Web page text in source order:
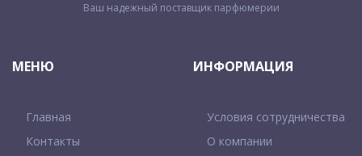
Ваш надежный поставщик парфюмерии
МЕНЮ
Главная
Контакты
ИНФОРМАЦИЯ
Условия сотрудничества
О компании